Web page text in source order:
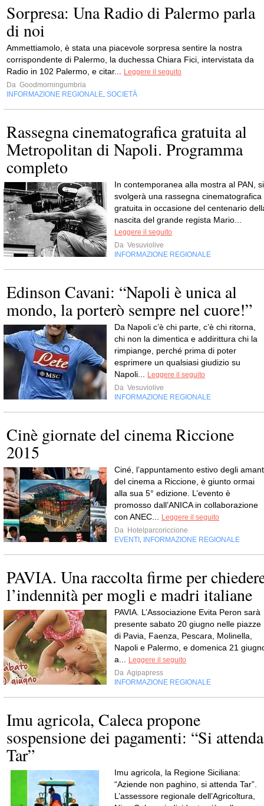
Sorpresa: Una Radio di Palermo parla
di noi
Ammettiamolo, è stata una piacevole sorpresa sentire la nostra
corrispondente di Palermo, la duchessa Chiara Fici, intervistata da
Radio in 102 Palermo, e citar...
Leggere il seguito
Da Goodmorningumbria
INFORMAZIONE REGIONALE SOCIETÀ
Rassegna cinematografica gratuita al
Metropolitan di Napoli. Programma
completo
In contemporanea alla mostra al PAN, si
svolgerà una rassegna cinematografica
gratuita in occasione del centenario
nascita del grande regista Mario...
Leggere il seguito
Da Vesuviolive
INFORMAZIONE REGIONALE
Edinson Cavani: “Napoli è unica al
mondo, la porterò sempre nel cuore!”
Da Napoli c’è chi parte, c’è chi ritorna,
chi non la dimentica e addirittura chi la
rimpiange, perché prima di poter
esprimere un qualsiasi giudizio su
Napoli...
Leggere il seguito
Da Vesuviolive
INFORMAZIONE REGIONALE
Cinè giornate del cinema Riccione
2015
Ciné, l’appuntamento estivo degli
del cinema a Riccione, è giunto ormai
alla sua 5° edizione. L’evento è
promosso dall’ANICA in collaborazione
con ANEC...
Leggere il seguito
Da Hotelparcoriccione
EVENTI INFORMAZIONE REGIONALE
PAVIA. Una raccolta firme per
l’indennità per mogli e madri italiane
PAVIA. L’Associazione Evita Peron sarà
presente sabato 20 giugno nelle piazze
di Pavia, Faenza, Pescara, Molinella,
Napoli e Palermo, e domenica 21
a...
Leggere il seguito
Da Agipapress
INFORMAZIONE REGIONALE
Imu agricola, Caleca propone
sospensione dei pagamenti: “Si attenda
Tar”
Imu agricola, la Regione Siciliana:
“Aziende non paghino, si attenda Tar”.
L’assessore regionale dell’Agricoltura,